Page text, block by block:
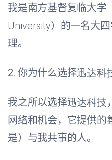
我是南方基督复临大学
University）的一名大
理。
2.你为什么选择迅达科
我之所以选择迅达科技
网络和机会，它提供的
是）与我共事的人。